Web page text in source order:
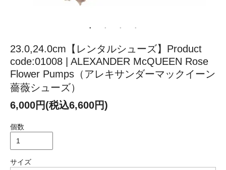
23.0,24.0cm【レンタルシューズ】Product
code:01008 | ALEXANDER McQUEEN Rose
Flower Pumps（アレキサンダーマックイーン
薔薇シューズ）
6,000円(税込6,600円)
個数
サイズ